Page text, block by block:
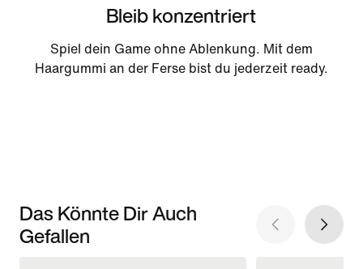
Bleib konzentriert
Spiel dein Game ohne Ablenkung. Mit dem
Haargummi an der Ferse bist du jederzeit ready.
Das Könnte Dir Auch
Gefallen